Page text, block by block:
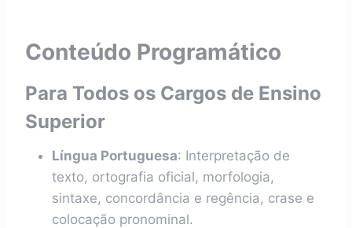
Conteúdo Programático
Para Todos os Cargos de Ensino
Superior
Língua Portuguesa: Interpretação de
texto, ortografia oficial, morfologia,
sintaxe, concordância e regência, crase e
colocação pronominal.